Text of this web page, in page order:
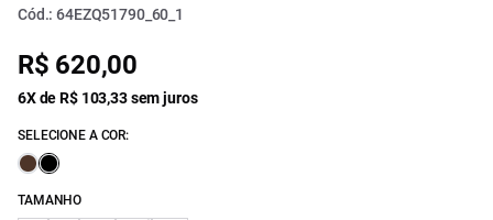
Cód.: 64EZQ51790_60_1
R$ 620,00
6X de R$ 103,33 sem juros
SELECIONE A COR:
TAMANHO